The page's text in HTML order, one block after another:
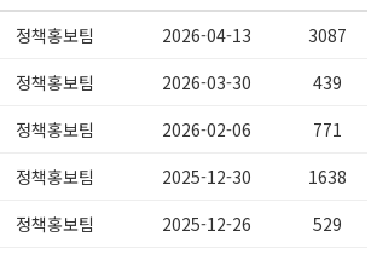
정책홍보팀 2026-04-13
3087
정책홍보팀 2026-03-30
439
정책홍보팀 2026-02-06
771
정책홍보팀 2025-12-30
1638
정책홍보팀 2025-12-26
529